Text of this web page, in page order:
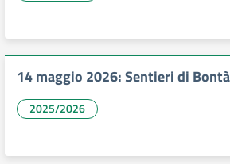
14 maggio 2026: Sentieri di Bontà
2025/2026